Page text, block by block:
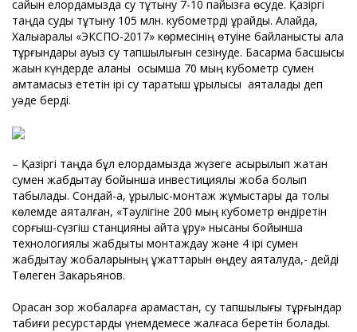
сайын елордамызда су тұтыну 7-10 пайызға өсуде. Қазіргі
таңда суды тұтыну 105 млн. кубометрді құрайды. Алайда,
Халықаралық «ЭКСПО-2017» көрмесінің өтуіне байланысты қала
тұрғындары ауыз су тапшылығын сезінуде. Басқарма басшысы
жақын күндерде қаланы қосымша 70 мың кубометр сумен
қамтамасыз ететін ірі су таратқыш құрылысы аяқталады деп
уәде берді.
– Қазіргі таңда бұл елордамызда жүзеге асырылып жатқан
сумен жабдықтау бойынша инвестициялық жоба болып
табылады. Сондай-ақ, құрылыс-монтаж жұмыстары да толық
көлемде аяқталған, «Тәулігіне 200 мың кубометр өндіретін
сорғыш-сүзгіш станцияны қайта құру» нысаны бойынша
технологиялық жабдықты монтаждау және 4 ірі сумен
жабдықтау жобаларының құжаттарын өңдеу аяқталуда,- дейді
Төлеген Закарьянов.
Орасан зор жобаларға қарамастан, су тапшылығы тұрғындар
табиғи ресурстарды үнемдемесе жалғаса беретін болады.